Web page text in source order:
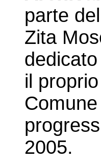
parte
Zita
il
2005.